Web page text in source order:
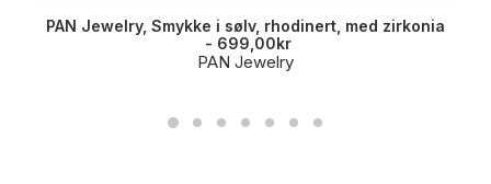
PAN Jewelry, Smykke i sølv, rhodinert, med zirkonia
699,00kr
PAN Jewelry